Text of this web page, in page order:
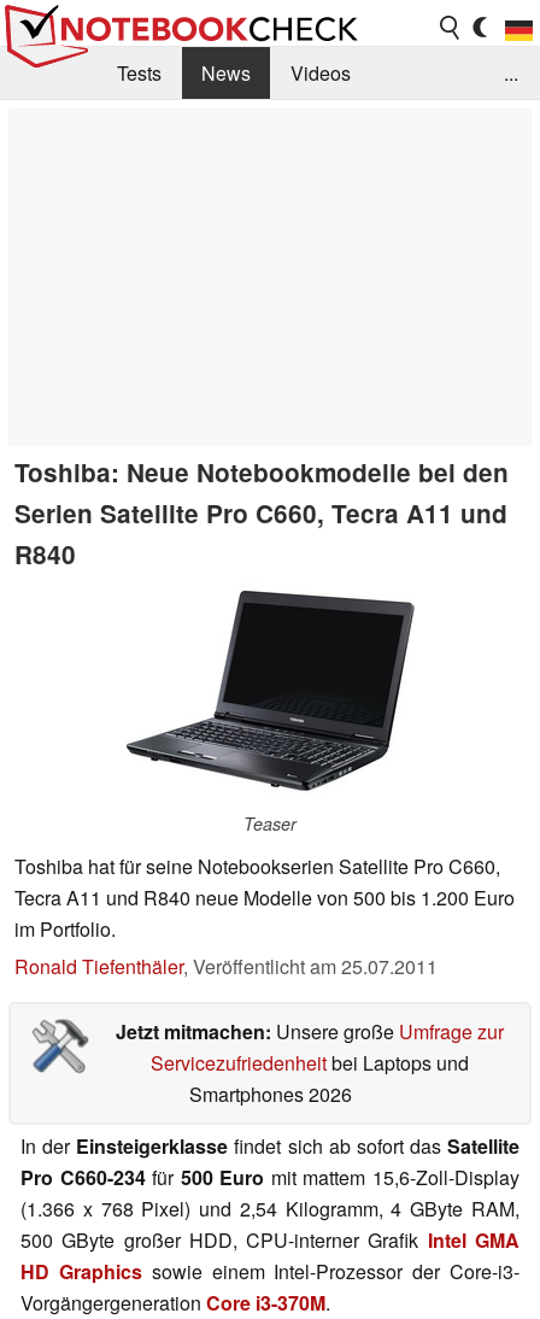
Tests News
Videos
...
Toshiba: Neue Notebookmodelle bei den
Serien Satellite Pro C660, Tecra A11 und
R840
Teaser
Toshiba hat für seine Notebookserien Satellite Pro C660,
Tecra A11 und R840 neue Modelle von 500 bis 1.200 Euro
im Portfolio.
Ronald Tiefenthäler, Veröffentlicht am25.07.2011
Jetzt mitmachen: Unsere große Umfrage zur
Servicezufriedenheitbei Laptops und
Smartphones 2026
In der Einsteigerklasse findet sich ab sofort das Satellite
Pro C660-234für 500 Euro mit mattem 15,6-Zoll-Display
(1.366 x 768 Pixel) und 2,54 Kilogramm, 4 GByte RAM,
500 GByte großer HDD, CPU-interner Grafik Intel GMA
HD Graphicssowie einem Intel-Prozessor der Core-i3-
Vorgängergeneration Core i3-370M.